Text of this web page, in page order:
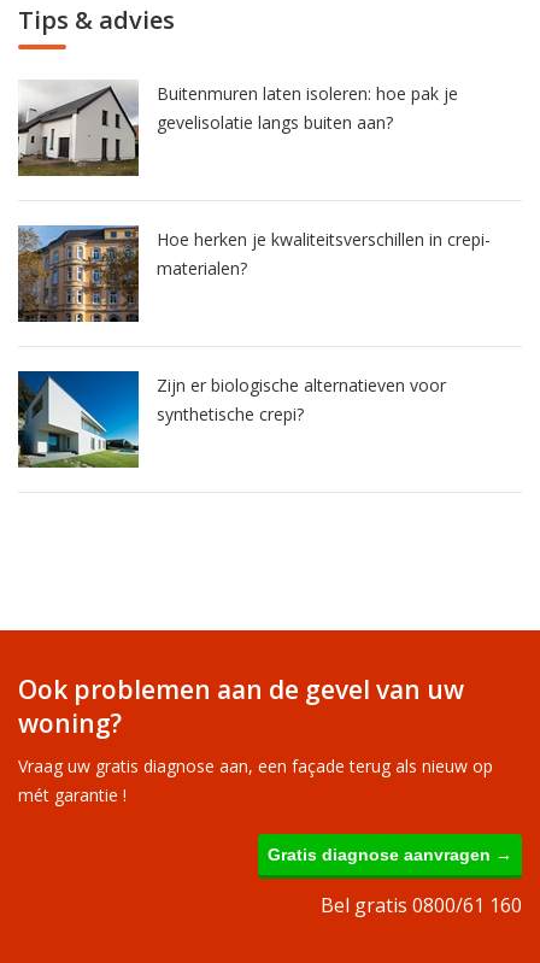
Tips & advies
Buitenmuren laten isoleren: hoe pak je
gevelisolatie langs buiten aan?
Hoe herken je kwaliteitsverschillen in crepi-
materialen?
Zijn er biologische alternatieven voor
synthetische crepi?
Ook problemen aan de gevel van uw
woning?
Vraag uw gratis diagnose aan, een façade terug als nieuw op
mét garantie !
Gratis diagnose aanvragen →
Bel gratis 0800/61 160